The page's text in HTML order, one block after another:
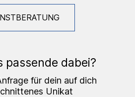
passende dabei?
für dein auf dich
Unikat